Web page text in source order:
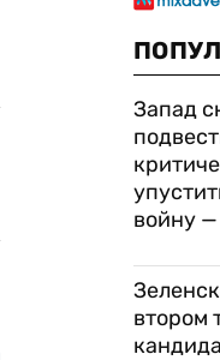
Запад
войну
втором